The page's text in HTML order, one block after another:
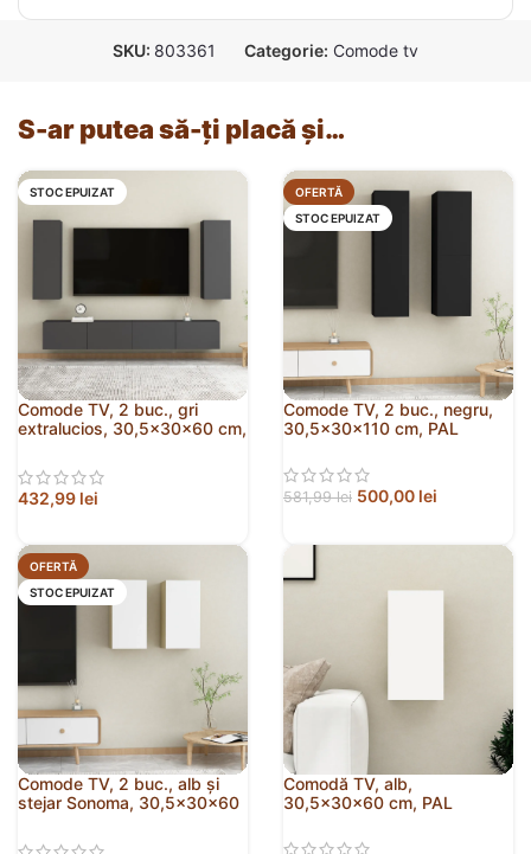
SKU: 803361 Categorie: Comode tv
S-ar putea să-ți placă și…
STOC EPUIZAT
Comode TV, 2 buc., gri
extralucios, 30,5x30x60 cm,
432,99 lei
OFERTĂ
STOC EPUIZAT
Comode TV, 2 buc., negru,
30,5x30x110 cm, PAL
581,99lei 500,00 lei
OFERTĂ
STOC EPUIZAT
Comode TV, 2 buc., alb și
stejar Sonoma, 30,5x30x60
Comodă TV, alb,
30,5x30x60 cm, PAL